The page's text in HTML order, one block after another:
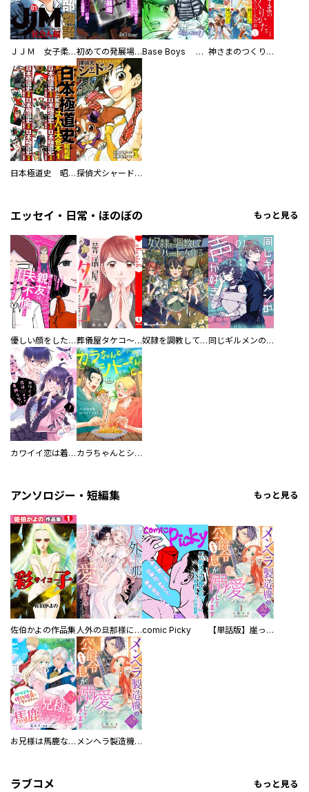
ＪＪＭ 女子柔道部物語 社会人編 初めての発展場 【白抜き修正版】 Base Boys 新装版 神さまのつくりかた。スーパー大合本
日本極道史 昭和編 スーパー大合本 探偵犬シャードック（新装版）
エッセイ・日常・ほのぼの もっと見る
優しい顔をした親友は、夫と不倫して私の家に入り込んできた。 葬儀屋タケコ～あなたの最期、叶えます【電子単行本版】 奴隷を調教してハーレム作る 同じギルメンの声が好き
カワイイ恋は着飾らない カラちゃんとシトーさんと、 【分冊版】
アンソロジー・短編集 もっと見る
佐伯かよの作品集 人外の旦那様に娶られ毎晩ナカまで愛される…。アンソロジーcomic Picky 【単話版】崖っぷち令嬢ですが、意地と策略で幸せになります！シリーズ
お兄様は馬鹿なんですか？～地味王女は婚約破棄に巻き込まれる～ メンヘラ製造機の公爵令息（過保護）が溺愛してきます
ラブコメ もっと見る